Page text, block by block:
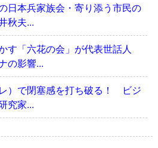
日本兵家族会・寄り添う市民の
秋夫...
す「六花の会」が代表世話人
の影響...
）で閉塞感を打ち破る！ ビジ
究家...